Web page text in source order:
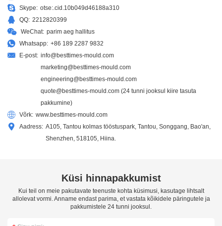
Skype: otse:.cid.10b049d46188a310
QQ: 2212820399
WeChat: parim aeg hallitus
Whatsapp: +86 189 2287 9832
E-post: info@besttimes-mould.com
marketing@besttimes-mould.com
engineering@besttimes-mould.com
quote@besttimes-mould.com (24 tunni jooksul kiire tasuta
pakkumine)
Võrk: www.besttimes-mould.com
Aadress: A105, Tantou kolmas tööstuspark, Tantou, Songgang, Bao'an,
Shenzhen, 518105, Hiina.
Küsi hinnapakkumist
Kui teil on meie pakutavate teenuste kohta küsimusi, kasutage lihtsalt
allolevat vormi. Anname endast parima, et vastata kõikidele päringutele ja
pakkumistele 24 tunni jooksul.